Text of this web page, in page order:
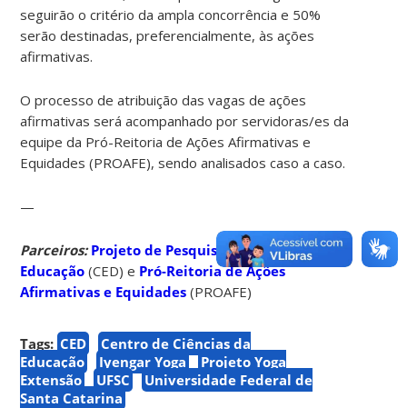
seguirão o critério da ampla concorrência e 50%
serão destinadas, preferencialmente, às ações
afirmativas.
O processo de atribuição das vagas de ações
afirmativas será acompanhado por servidoras/es da
equipe da Pró-Reitoria de Ações Afirmativas e
Equidades (PROAFE), sendo analisados caso a caso.
—
Parceiros: Projeto de Pesquisa de Yoga na
Educação (CED) e Pró-Reitoria de Ações
Afirmativas e Equidades (PROAFE)
Tags: CED
Centro de Ciências da
Educação
Iyengar Yoga
Projeto Yoga
Extensão
UFSC
Universidade Federal de
Santa Catarina